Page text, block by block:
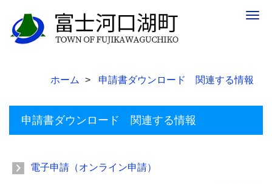
ホーム 申請書ダウンロード 関連する情報
申請書ダウンロード 関連する情報
電子申請（オンライン申請）